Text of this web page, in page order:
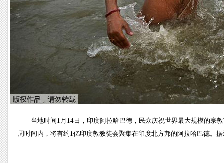
当地时间1月14日，印度阿拉哈巴德，民众庆祝世界最大规模的宗
周时间内，将有约1亿印度教教徒会聚集在印度北方邦的阿拉哈巴德。